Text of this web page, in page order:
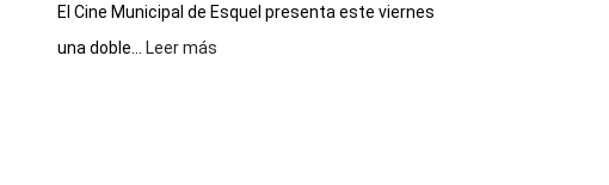
El Cine Municipal de Esquel presenta este viernes
una doble...
Leer más